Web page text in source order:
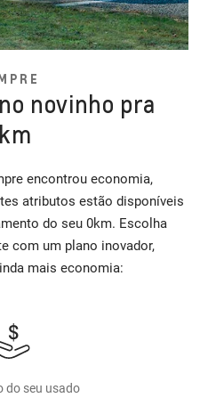
novinho pra
encontrou economia,
atributos estão disponíveis
do seu 0km. Escolha
com um plano inovador,
mais economia:
do seu usado